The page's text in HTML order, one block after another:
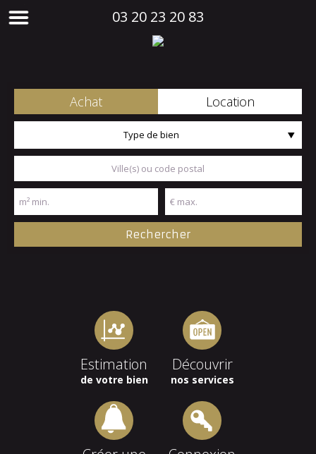
03 20 23 20 83
Achat Location
Type de bien
Estimation
de votre bien
Découvrir
nos services